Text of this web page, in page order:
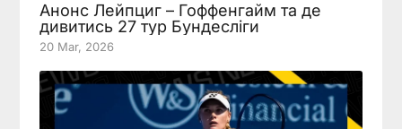
Анонс Лейпциг – Гоффенгайм та де
дивитись 27 тур Бундесліги
20 Mar, 2026